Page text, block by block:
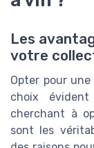
Les
votre
Opter pour
choix
cherchant à
sont les